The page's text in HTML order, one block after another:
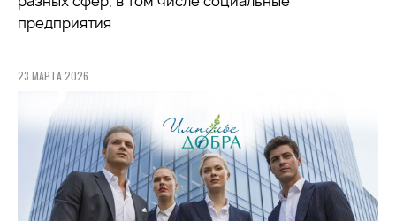
предприятия
23 МАРТА 2026